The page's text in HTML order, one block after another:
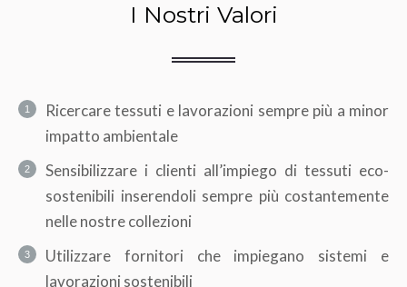
I Nostri Valori
Ricercare tessuti e lavorazioni sempre più a minor
impatto ambientale
Sensibilizzare i clienti all’impiego di tessuti eco-
sostenibili inserendoli sempre più costantemente
nelle nostre collezioni
Utilizzare fornitori che impiegano sistemi e
lavorazioni sostenibili